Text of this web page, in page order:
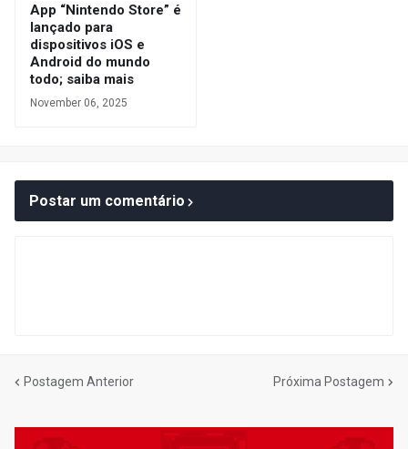
App “Nintendo Store” é
lançado para
dispositivos iOS e
Android do mundo
todo; saiba mais
November 06, 2025
Postar um comentário
Postagem Anterior Próxima Postagem